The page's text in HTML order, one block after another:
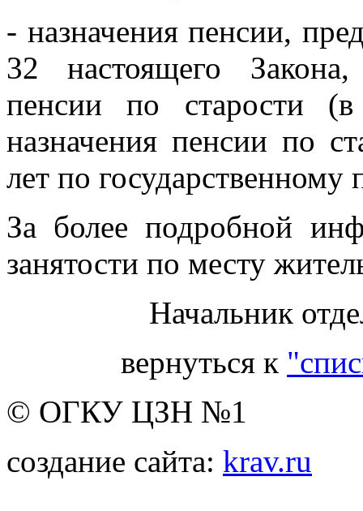
- назначения пенсии,
32 настоящего
пенсии по старости
назначения пенсии по
лет по
За более подробной
занятости по месту
Начальник
вернуться к
© ОГКУ ЦЗН №1
создание сайта: krav.ru